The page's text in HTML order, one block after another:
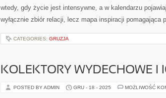
wtedy, gdy życie jest intensywne, a w kalendarzu
wyłącznie zbiór relacji, lecz mapa inspiracji
CATEGORIES: GRUZJA
KOLEKTORY WYDECHOWE I
POSTED BY ADMIN GRU - 18 - 2025 MOŻLIWOŚĆ